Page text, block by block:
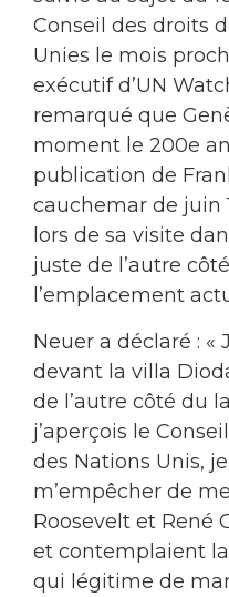
Conseil des droits
Unies le mois
exécutif d’UN
remarqué que
moment le 200e
publication de
cauchemar de juin
lors de sa visite
juste de l’autre
l’emplacement
Neuer a déclaré : «
devant la villa
de l’autre côté du
j’aperçois le
des Nations Unis,
m’empêcher de
Roosevelt et René
et contemplaient
qui légitime de